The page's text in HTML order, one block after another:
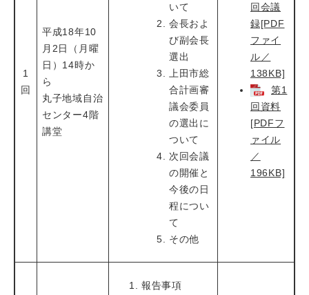
1
回
平成18年10
月2日（月曜
日）14時か
ら
丸子地域自治
センター4階
講堂
いて
会長およ
び副会長
選出
上田市総
合計画審
議会委員
の選出に
ついて
次回会議
の開催と
今後の日
程につい
て
その他
回会議
録[PDF
ファイ
ル／
138KB]
第1
回資料
[PDFフ
ァイル
／
196KB]
報告事項